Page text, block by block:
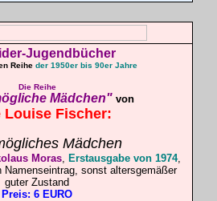
Jugendbücher
Reihe der 1950er bis 90er Jahre
Die Reihe
Mädchen"von
Louise Fischer:
Mädchen
Moras, Erstausgabe von 1974,
Namenseintrag, sonst altersgemäßer
guter Zustand
Preis: 6 EURO